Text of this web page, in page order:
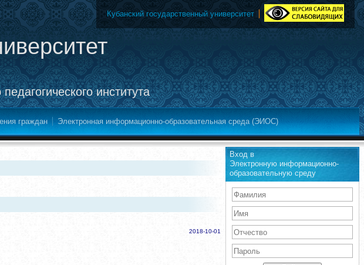
института
Кубанский государственный университет
граждан Электронная информационно-образовательная среда (ЭИОС)
2018-10-01
Вход в
Электронную информационно-
образовательную среду